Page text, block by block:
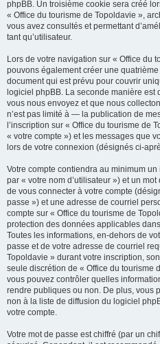
phpBB. Un troisième cookie sera créé
« Office du tourisme de Topoldavie »,
vous avez consultés et permettant
tant qu’utilisateur.
Lors de votre navigation sur « Office du
pouvons également créer une
document qui est prévu pour couvrir
logiciel phpBB. La seconde manière est
vous nous envoyez et que nous
n’est pas limité à — la publication de
l’inscription sur « Office du tourisme de
« votre compte ») et les messages que
lors de votre connexion (désignés ci-
Votre compte contiendra au minimum
par « votre nom d’utilisateur ») et un
de vous connecter à votre compte
passe ») et une adresse de courriel
compte sur « Office du tourisme de
protection des données applicables
Toutes les informations, en-dehors de
passe et de votre adresse de courriel
Topoldavie » durant votre inscription,
seule discrétion de « Office du tourisme
vous pouvez contrôler quelles
rendre publiques ou non. De plus, vous
non à la liste de diffusion du logiciel
votre compte.
Votre mot de passe est chiffré (par un